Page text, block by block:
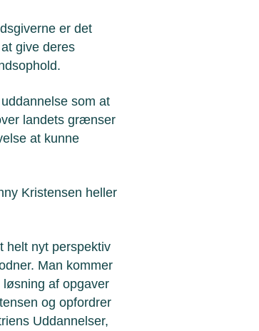
er det
give deres
som at
landets grænser
at kunne
Kristensen heller
helt nyt perspektiv
Man kommer
af opgaver
og opfordrer
Uddannelser,